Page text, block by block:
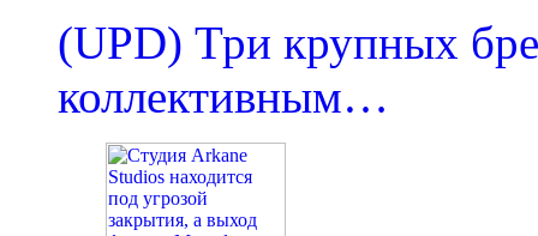
(UPD) Три крупных
коллективным…